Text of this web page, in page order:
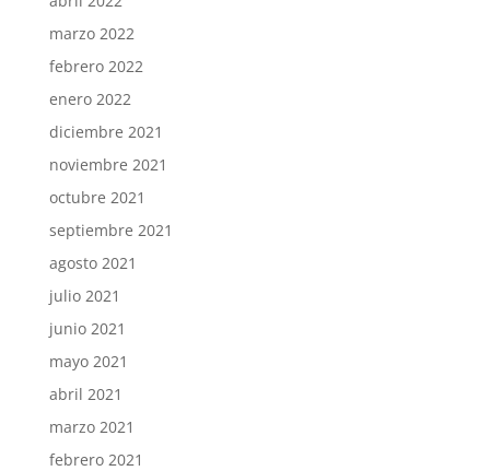
marzo 2022
febrero 2022
enero 2022
diciembre 2021
noviembre 2021
octubre 2021
septiembre 2021
agosto 2021
julio 2021
junio 2021
mayo 2021
abril 2021
marzo 2021
febrero 2021